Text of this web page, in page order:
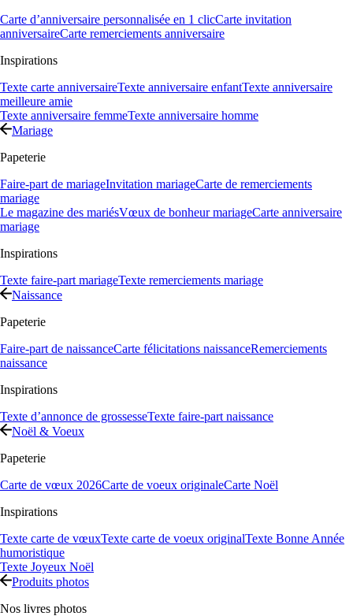
Carte d’anniversaire personnalisée en 1 clicCarte invitation
anniversaireCarte remerciements anniversaire
Inspirations
Texte carte anniversaireTexte anniversaire enfantTexte anniversaire
meilleure amie
Texte anniversaire femmeTexte anniversaire homme
Mariage
Papeterie
Faire-part de mariageInvitation mariageCarte de remerciements
mariage
Le magazine des mariésVœux de bonheur mariageCarte anniversaire
mariage
Inspirations
Texte faire-part mariageTexte remerciements mariage
Naissance
Papeterie
Faire-part de naissanceCarte félicitations naissanceRemerciements
naissance
Inspirations
Texte d’annonce de grossesseTexte faire-part naissance
Noël & Voeux
Papeterie
Carte de vœux 2026Carte de voeux originaleCarte Noël
Inspirations
Texte carte de vœuxTexte carte de voeux originalTexte Bonne Année
humoristique
Texte Joyeux Noël
Produits photos
Nos livres photos